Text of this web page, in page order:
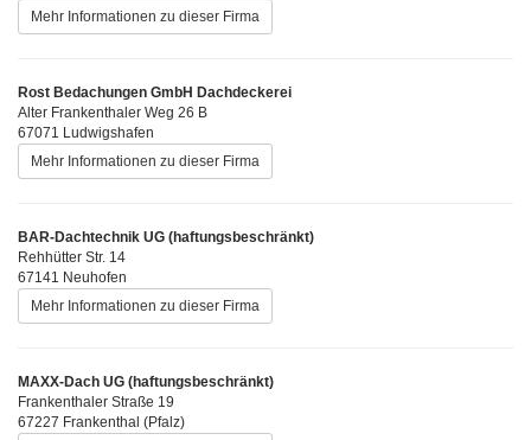
Mehr Informationen zu dieser Firma
Rost Bedachungen GmbH Dachdeckerei
Alter Frankenthaler Weg 26 B
67071 Ludwigshafen
Mehr Informationen zu dieser Firma
BAR-Dachtechnik UG (haftungsbeschränkt)
Rehhütter Str. 14
67141 Neuhofen
Mehr Informationen zu dieser Firma
MAXX-Dach UG (haftungsbeschränkt)
Frankenthaler Straße 19
67227 Frankenthal (Pfalz)